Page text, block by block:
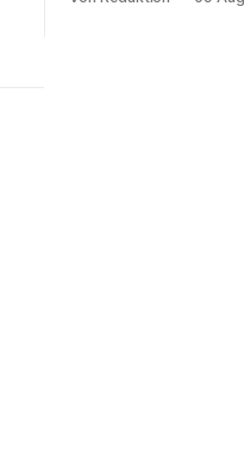
Theater Bern (KTB),